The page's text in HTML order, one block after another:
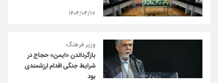
۱۴۰۴/۰۴/۱۷
وزیر فرهنگ:
بازگرداندن «ایمن» حجاج در
شرایط جنگی اقدام ارزشمندی
بود